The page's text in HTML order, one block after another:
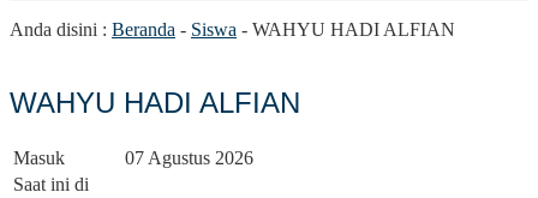
Anda disini : Beranda - Siswa - WAHYU HADI ALFIAN
WAHYU HADI ALFIAN
Masuk
07 Agustus 2026
Saat ini di